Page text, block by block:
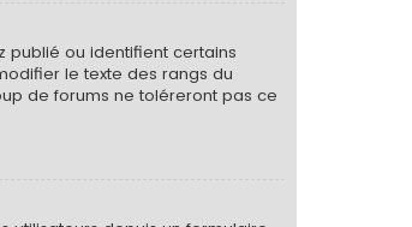
publié ou identifient certains
le texte des rangs du
de forums ne toléreront pas ce